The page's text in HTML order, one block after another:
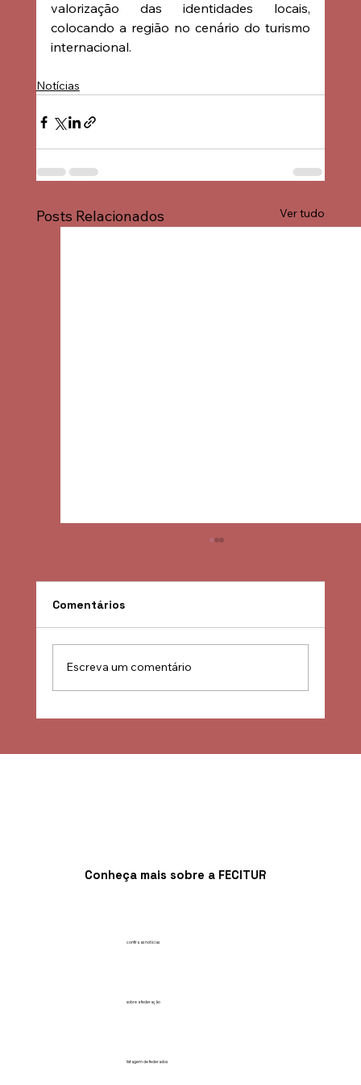
valorização das identidades locais,
colocando a região no cenário do turismo
internacional.
Notícias
Posts Relacionados Ver tudo
Comentários
Escreva um comentário
confira as notícias
sobre a federação
listagem de federados
Conheça mais sobre a FECITUR